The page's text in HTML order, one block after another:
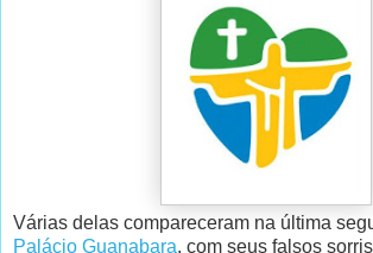
Várias delas compareceram na última
Palácio Guanabara, com seus falsos